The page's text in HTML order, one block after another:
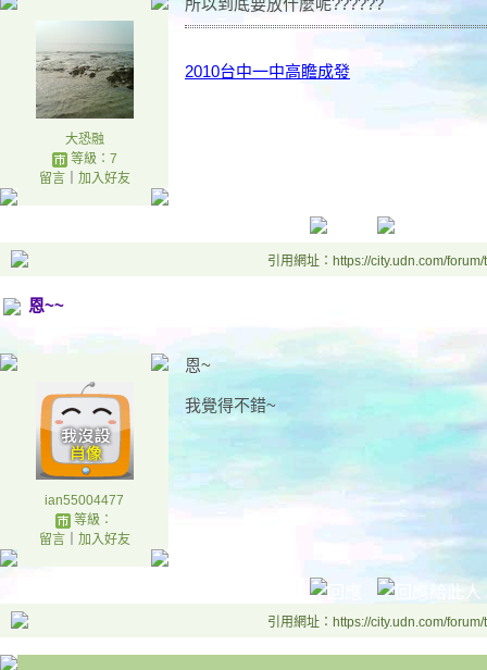
大恐融
等級：7
留言｜ 加入好友
所以到底要放什麼呢??????
2010台中一中高瞻成發
引用網址：https://city.udn.com/
恩~~
ian55004477
等級：
留言｜ 加入好友
恩~
我覺得不錯~
引用網址：https://city.udn.com/